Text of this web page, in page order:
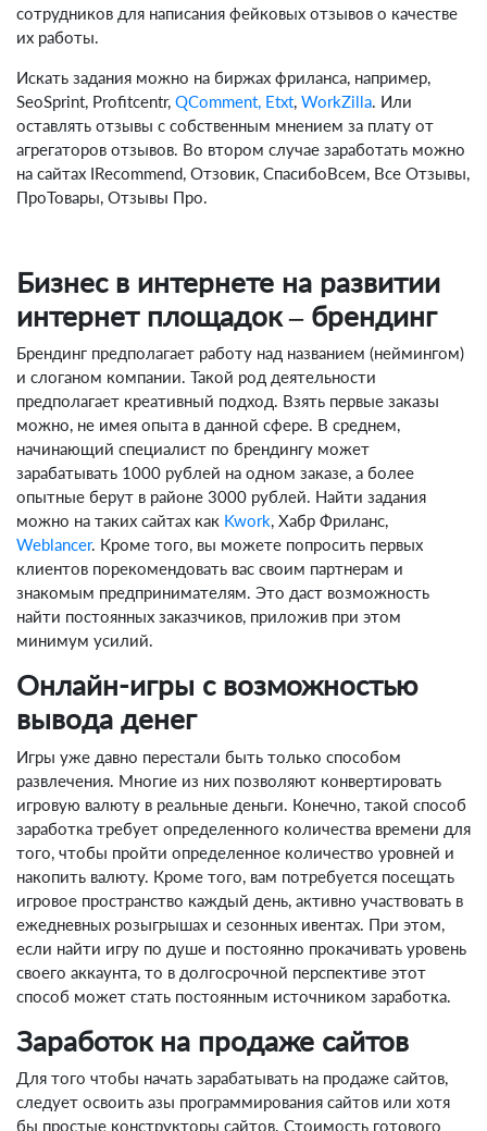
сотрудников для написания фейковых отзывов о качестве
их работы.
Искать задания можно на биржах фриланса, например,
SeoSprint, Profitcentr, QComment, Etxt, WorkZilla. Или
оставлять отзывы с собственным мнением за плату от
агрегаторов отзывов. Во втором случае заработать можно
на сайтах IRecommend, Отзовик, СпасибоВсем, Все Отзывы,
ПроТовары, Отзывы Про.
Бизнес в интернете на развитии
интернет площадок – брендинг
Брендинг предполагает работу над названием (неймингом)
и слоганом компании. Такой род деятельности
предполагает креативный подход. Взять первые заказы
можно, не имея опыта в данной сфере. В среднем,
начинающий специалист по брендингу может
зарабатывать 1000 рублей на одном заказе, а более
опытные берут в районе 3000 рублей. Найти задания
можно на таких сайтах как Kwork, Хабр Фриланс,
Weblancer. Кроме того, вы можете попросить первых
клиентов порекомендовать вас своим партнерам и
знакомым предпринимателям. Это даст возможность
найти постоянных заказчиков, приложив при этом
минимум усилий.
Онлайн-игры с возможностью
вывода денег
Игры уже давно перестали быть только способом
развлечения. Многие из них позволяют конвертировать
игровую валюту в реальные деньги. Конечно, такой способ
заработка требует определенного количества времени для
того, чтобы пройти определенное количество уровней и
накопить валюту. Кроме того, вам потребуется посещать
игровое пространство каждый день, активно участвовать в
ежедневных розыгрышах и сезонных ивентах. При этом,
если найти игру по душе и постоянно прокачивать уровень
своего аккаунта, то в долгосрочной перспективе этот
способ может стать постоянным источником заработка.
Заработок на продаже сайтов
Для того чтобы начать зарабатывать на продаже сайтов,
следует освоить азы программирования сайтов или хотя
бы простые конструкторы сайтов. Стоимость готового